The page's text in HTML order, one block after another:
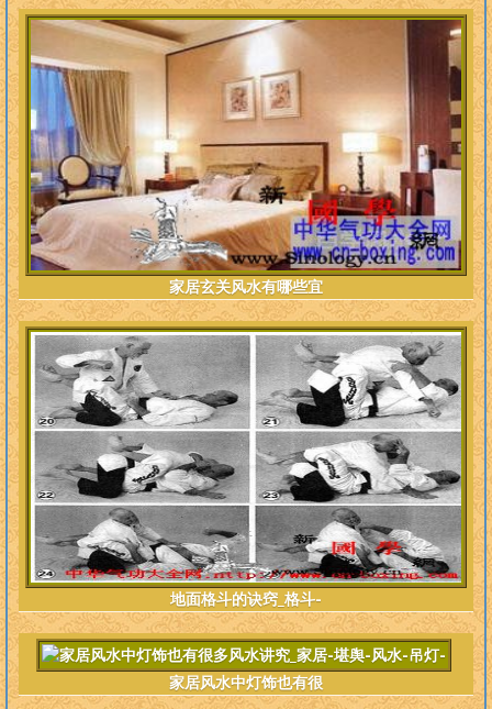
家居玄关风水有哪些宜
地面格斗的诀窍_格斗-
家居风水中灯饰也有很